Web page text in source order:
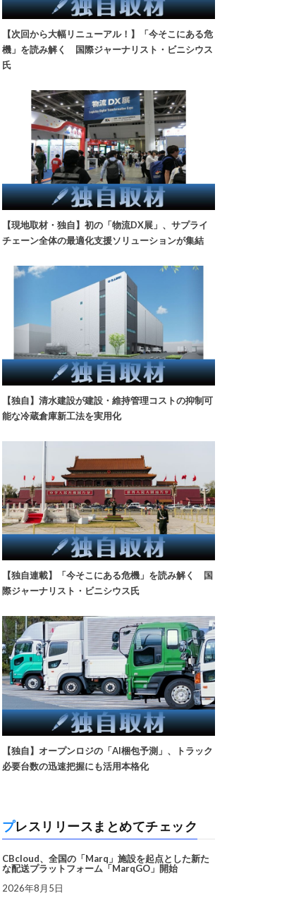
【次回から大幅リニューアル！】「今そこにある危
機」を読み解く 国際ジャーナリスト・ビニシウス
氏
【現地取材・独自】初の「物流DX展」、サプライ
チェーン全体の最適化支援ソリューションが集結
【独自】清水建設が建設・維持管理コストの抑制可
能な冷蔵倉庫新工法を実用化
【独自連載】「今そこにある危機」を読み解く 国
際ジャーナリスト・ビニシウス氏
【独自】オープンロジの「AI梱包予測」、トラック
必要台数の迅速把握にも活用本格化
プレスリリースまとめてチェック
CBcloud、全国の「Marq」施設を起点とした新た
な配送プラットフォーム「MarqGO」開始
2026年8月5日